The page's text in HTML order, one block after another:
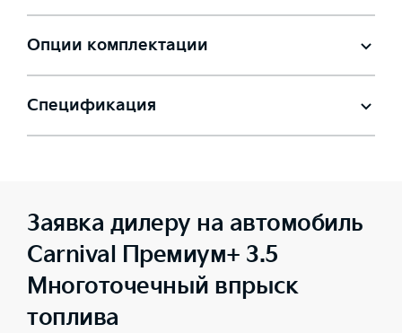
Опции комплектации
Спецификация
Заявка дилеру на автомобиль
Carnival Премиум+ 3.5
Многоточечный впрыск
топлива